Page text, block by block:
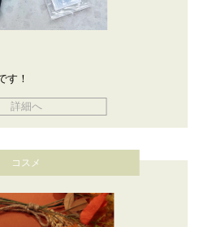
す！
詳細へ
コスメ